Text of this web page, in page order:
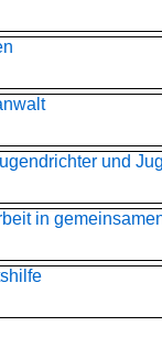
und
in